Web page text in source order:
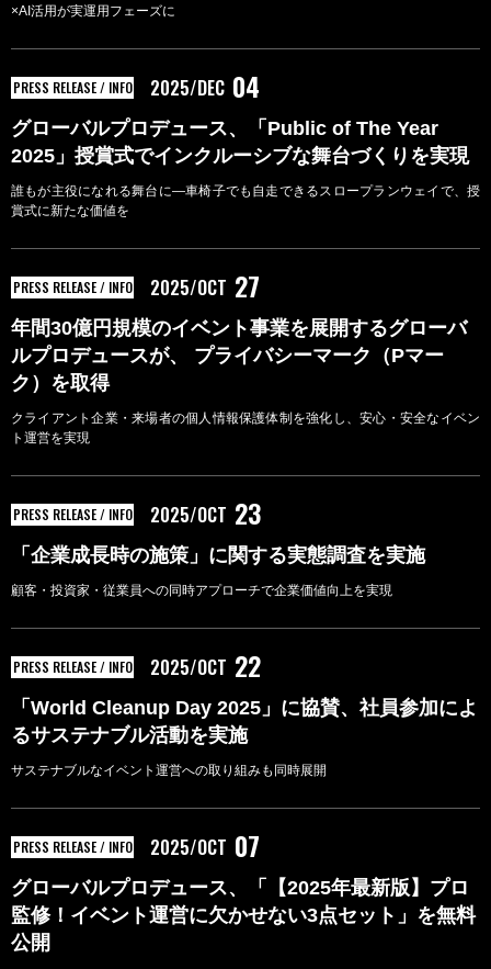
×AI活用が実運用フェーズに
グローバルプロデュース、「Public of The Year
2025」授賞式でインクルーシブな舞台づくりを実現
誰もが主役になれる舞台に―車椅子でも自走できるスロープランウェイで、授
賞式に新たな価値を
PRESS RELEASE / INFO 2025/DEC 04
年間30億円規模のイベント事業を展開するグローバ
ルプロデュースが、 プライバシーマーク（Pマー
ク）を取得
クライアント企業・来場者の個人情報保護体制を強化し、安心・安全なイベン
ト運営を実現
PRESS RELEASE / INFO 2025/OCT 27
「企業成長時の施策」に関する実態調査を実施
顧客・投資家・従業員への同時アプローチで企業価値向上を実現
PRESS RELEASE / INFO 2025/OCT 23
「World Cleanup Day 2025」に協賛、社員参加によ
るサステナブル活動を実施
サステナブルなイベント運営への取り組みも同時展開
PRESS RELEASE / INFO 2025/OCT 22
グローバルプロデュース、「【2025年最新版】プロ
監修！イベント運営に欠かせない3点セット」を無料
公開
PRESS RELEASE / INFO 2025/OCT 07